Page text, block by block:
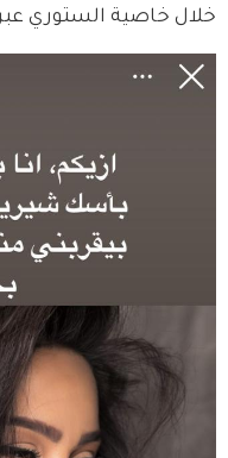
خلال خاصية الستوري